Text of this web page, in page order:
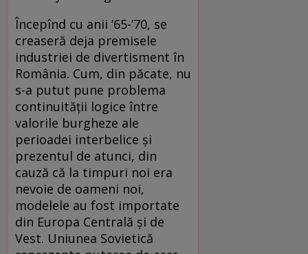
Începînd cu anii ’65-’70, se
creaseră deja premisele
industriei de divertisment în
România. Cum, din păcate, nu
s-a putut pune problema
continuităţii logice între
valorile burgheze ale
perioadei interbelice şi
prezentul de atunci, din
cauză că la timpuri noi era
nevoie de oameni noi,
modelele au fost importate
din Europa Centrală şi de
Vest. Uniunea Sovietică